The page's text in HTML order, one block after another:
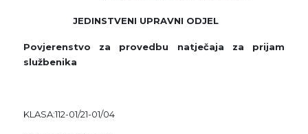
JEDINSTVENI UPRAVNI ODJEL
Povjerenstvo za provedbu natječaja za prijam
službenika
KLASA:112-01/21-01/04